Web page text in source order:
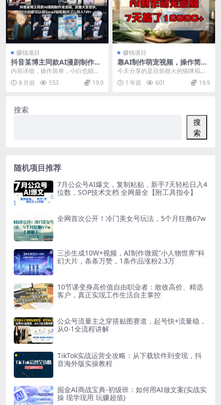
赚钱项目
抖音某博主同款AI漫剧制作全
流程，流量大变现快，小白都
可以用Sora2轻松制片了，月
入1W+
内容详细，操作简单，小白也能上
手，变现快，流量大，适合自媒
体、副业賺钱。 通俗来...
8 月前 553 19.9
赚钱项目
靠AI制作萌宠视频，操作简单
门槛低，有手机就行，7天搞
了1W
今天分享的是目前很火的猫咪拟人
短片，全程通过AI生成，无任何难
度，小白也能立刻上...
1 年前 601 19.9
搜索
搜
索
随机项目推荐
7月公众号AI爆文，复制粘贴，新手7天轻松日入4
位数，SOP技术文档 全网最全【附工具指令】
全网首次公开！冷门美女号玩法，5个月狂撸67w
三步生成10W+视频，AI制作微观“小人物世界”科
幻大片，条条万赞，1条作品涨粉2.3万
10节课变身高价值自由职业者：敢收高价、精选
客户，真正实现工作生活自主掌控
公众号流量主之穿搭贴图赛道，起号快+流量稳，
从0-1全流程讲解
TikTok实战运营全攻略：从下载软件到变现，抖
音海外版实操教程
掘金AI商战宝典-初级班：如何用AI做文案(实战实
操 现学现用 玩赚超值)